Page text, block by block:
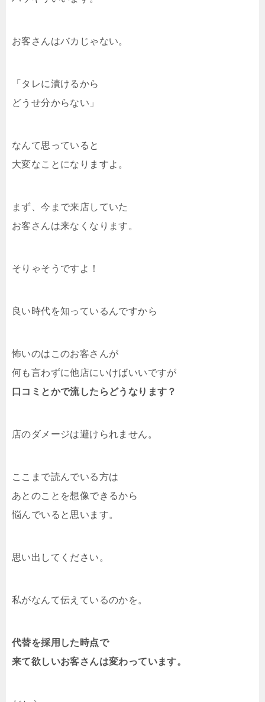
お客さんはバカじゃない。
「タレに漬けるから
どうせ分からない」
なんて思っていると
大変なことになりますよ。
まず、今まで来店していた
お客さんは来なくなります。
そりゃそうですよ！
良い時代を知っているんですから
怖いのはこのお客さんが
何も言わずに他店にいけばいいですが
口コミとかで流したらどうなります？
店のダメージは避けられません。
ここまで読んでいる方は
あとのことを想像できるから
悩んでいると思います。
思い出してください。
私がなんて伝えているのかを。
代替を採用した時点で
来て欲しいお客さんは変わっています。